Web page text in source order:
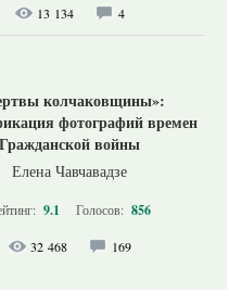
13 134 4
колчаковщины»:
фотографий времен
Гражданской войны
Елена Чавчавадзе
9.1 Голосов: 856
32 468 169